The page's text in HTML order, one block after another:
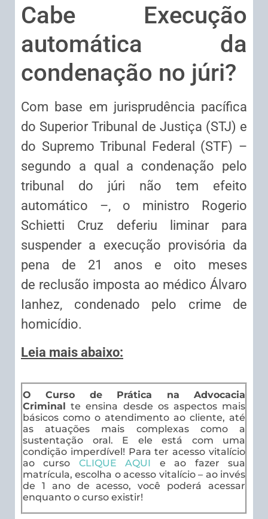
Cabe Execução
automática da
condenação no júri?
Com base em jurisprudência pacífica
do Superior Tribunal de Justiça (STJ) e
do Supremo Tribunal Federal (STF) –
segundo a qual a condenação pelo
tribunal do júri não tem efeito
automático –, o ministro Rogerio
Schietti Cruz deferiu liminar para
suspender a execução provisória da
pena de 21 anos e oito meses
de reclusão imposta ao médico Álvaro
Ianhez, condenado pelo crime de
homicídio.
Leia mais abaixo:
O Curso de Prática na Advocacia
Criminal
te ensina desde os aspectos mais
básicos como o atendimento ao cliente, até
as atuações mais complexas como a
sustentação oral. E ele está com uma
condição imperdível! Para ter acesso vitalício
ao curso CLIQUE AQUI e ao fazer sua
matrícula, escolha o acesso vitalício – ao invés
de 1 ano de acesso, você poderá acessar
enquanto o curso existir!